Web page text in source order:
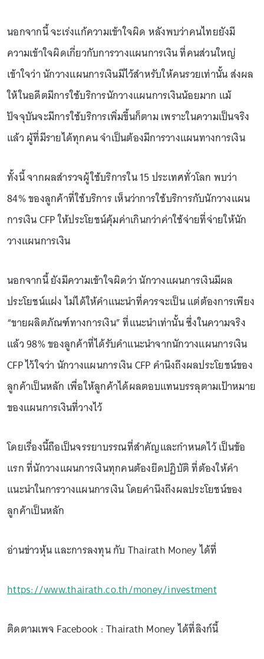
นอกจากนี้ จะเร่งแก้ความเข้าใจผิด หลังพบว่าคนไทยยังมี
ความเข้าใจผิดเกี่ยวกับการวางแผนการเงิน ที่คนส่วนใหญ่
เข้าใจว่า นักวางแผนการเงินมีไว้สำหรับให้คนรวยเท่านั้น ส่งผล
ให้ในอดีตมีการใช้บริการนักวางแผนการเงินน้อยมาก แม้
ปัจจุบันจะมีการใช้บริการเพิ่มขึ้นก็ตาม เพราะในความเป็นจริง
แล้ว ผู้ที่มีรายได้ทุกคน จำเป็นต้องมีการวางแผนทางการเงิน
ทั้งนี้ จากผลสำรวจผู้ใช้บริการใน 15 ประเทศทั่วโลก พบว่า
84% ของลูกค้าที่ใช้บริการ เห็นว่าการใช้บริการกับนักวางแผน
การเงิน CFP ให้ประโยชน์คุ้มค่าเกินกว่าค่าใช้จ่ายที่จ่ายให้นัก
วางแผนการเงิน
นอกจากนี้ ยังมีความเข้าใจผิดว่า นักวางแผนการเงินมีผล
ประโยชน์แฝง ไม่ได้ให้คำแนะนำที่ควรจะเป็น แต่ต้องการเพียง
“ขายผลิตภัณฑ์ทางการเงิน” ที่แนะนำเท่านั้น ซึ่งในความจริง
แล้ว 98% ของลูกค้าที่ได้รับคำแนะนำจากนักวางแผนการเงิน
CFP ไว้ใจว่า นักวางแผนการเงิน CFP คำนึงถึงผลประโยชน์ของ
ลูกค้าเป็นหลัก เพื่อให้ลูกค้าได้ผลตอบแทนบรรลุตามเป้าหมาย
ของแผนการเงินที่วางไว้
โดยเรื่องนี้ถือเป็นจรรยาบรรณที่สำคัญและกำหนดไว้ เป็นข้อ
แรก ที่นักวางแผนการเงินทุกคนต้องยึดปฏิบัติ ที่ต้องให้คำ
แนะนำในการวางแผนการเงิน โดยคำนึงถึงผลประโยชน์ของ
ลูกค้าเป็นหลัก
อ่านข่าวหุ้น และการลงทุน กับ Thairath Money ได้ที่
https://www.thairath.co.th/money/investment
ติดตามเพจ Facebook : Thairath Money ได้ที่ลิงก์นี้